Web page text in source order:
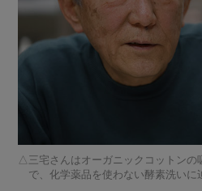
三宅さんはオーガニックコットン
で、化学薬品を使わない酵素洗いに